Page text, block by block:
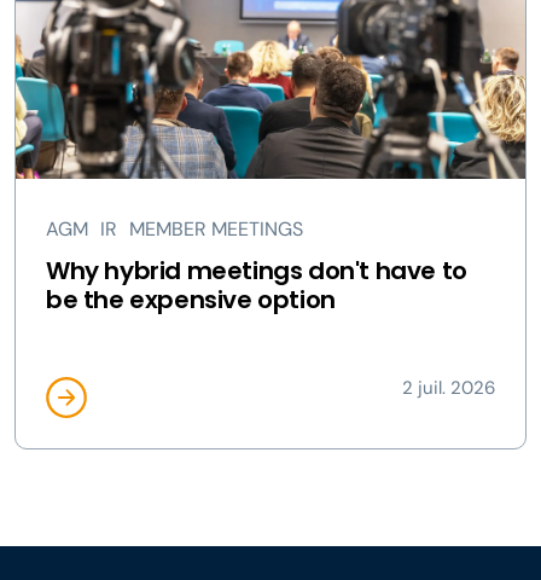
AGM IR MEMBER MEETINGS
Why hybrid meetings don't have to
be the expensive option
2 juil. 2026